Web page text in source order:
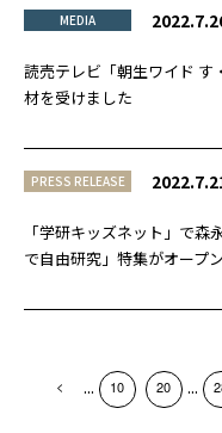
MEDIA
読売テレビ「朝生ワイド
材を受けました
PRESS RELEASE
「学研キッズネット」で
で自由研究」特集がオープ
... 10 20 ...